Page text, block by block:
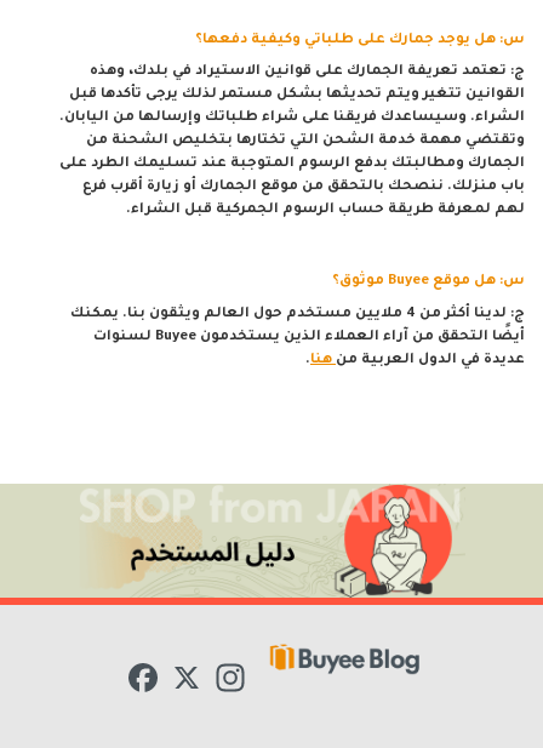
س: هل يوجد جمارك على طلباتي وكيفية دفعها؟
ج: تعتمد تعريفة الجمارك على قوانين الاستيراد في بلدك، وهذه
القوانين تتغير ويتم تحديثها بشكل مستمر لذلك يرجى تأكدها قبل
الشراء. وسيساعدك فريقنا على شراء طلباتك وإرسالها من اليابان.
وتقتضي مهمة خدمة الشحن التي تختارها بتخليص الشحنة من
الجمارك ومطالبتك بدفع الرسوم المتوجبة عند تسليمك الطرد على
باب منزلك. ننصحك بالتحقق من موقع الجمارك أو زيارة أقرب فرع
لهم لمعرفة طريقة حساب الرسوم الجمركية قبل الشراء.
س: هل موقع Buyee موثوق؟
ج: لدينا أكثر من 4 ملايين مستخدم حول العالم ويثقون بنا. يمكنك
أيضًا التحقق من آراء العملاء الذين يستخدمون Buyee لسنوات
عديدة في الدول العربية منهنا.
F
a
X
n